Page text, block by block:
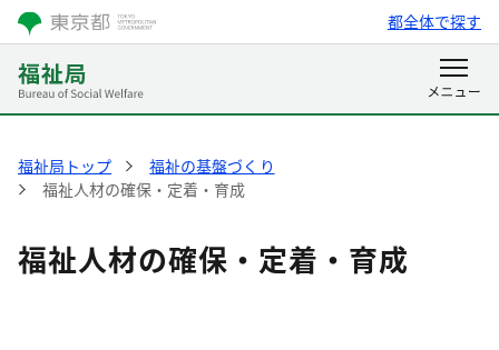
都全体で探す
福祉局トップ
福祉の基盤づくり
福祉人材の確保・定着・育成
福祉人材の確保・定着・育成